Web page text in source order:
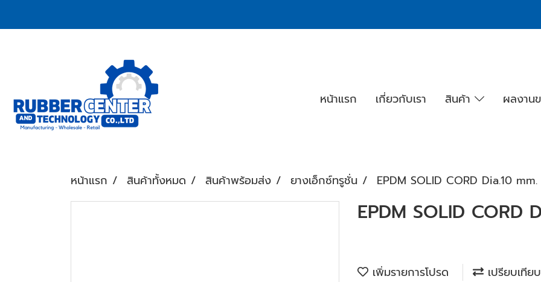
หน้าแรก เกี่ยวกับเรา สินค้า ผลงาน
หน้าแรก สินค้าทั้งหมด สินค้าพร้อมส่ง ยางเอ็กซ์ทรูชั่น EPDM SOLID CORD Dia.10 mm.
EPDM SOLID CORD
เพิ่มรายการโปรด เปรียบเทียบ